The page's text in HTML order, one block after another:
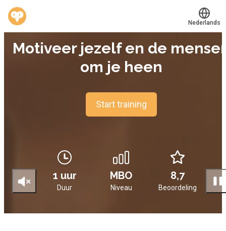
Werkvinders®
Bedrijven
Vacatures
Mijn leerplek
Voucher verzilveren
Account en hulp
Translate
Nederlands
Motiveer jezelf en de
om je heen
Start training
1 uur MBO 8,7
Duur Niveau Beoordeling